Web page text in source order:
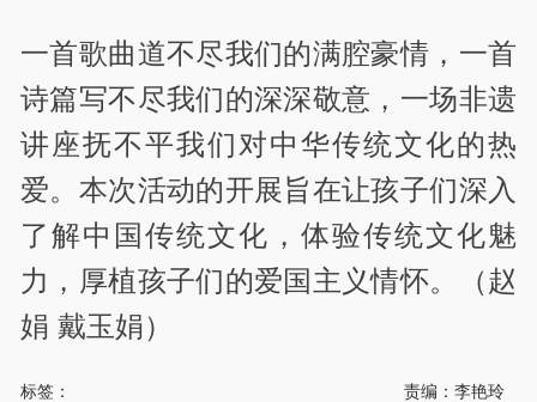
一首歌曲道不尽我们的满腔豪情，一首
诗篇写不尽我们的深深敬意，一场非遗
讲座抚不平我们对中华传统文化的热
爱。本次活动的开展旨在让孩子们深入
了解中国传统文化，体验传统文化魅
力，厚植孩子们的爱国主义情怀。（赵
娟 戴玉娟）
标签： 责编：李艳玲